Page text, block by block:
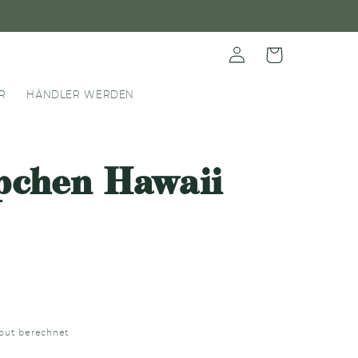
HÄNDLER WERDEN
EinloggenWarenkorb
Hawaii
berechnet